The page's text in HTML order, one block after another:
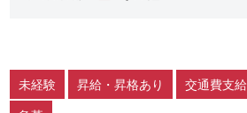
未経験 昇給・昇格あり 交通費支給